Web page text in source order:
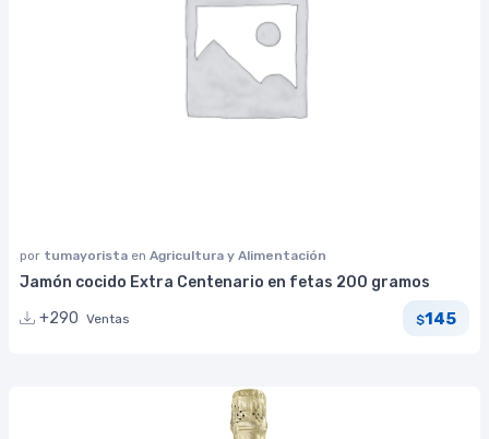
por tumayorista en Agricultura y Alimentación
Jamón cocido Extra Centenario en fetas 200 gramos
+290 Ventas $145